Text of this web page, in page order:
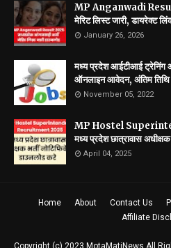
MP Anganwadi Result
मेरिट लिस्ट जारी, डायरेक्ट
January 26, 2026
मध्य प्रदेश आईटीआई ट्रेनिंग
ऑनलाइन आवेदन, अंतिम
November 05, 2022
MP Hostel
मध्य प्रदेश छात्रावास
April 04, 2025
Home About Contact Us
Affiliate
Copyright (c) 2023 MotaMatiNews All